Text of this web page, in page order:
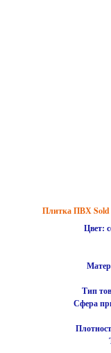
Плитка ПВХ Sold
Цвет:
Тип
Сфера